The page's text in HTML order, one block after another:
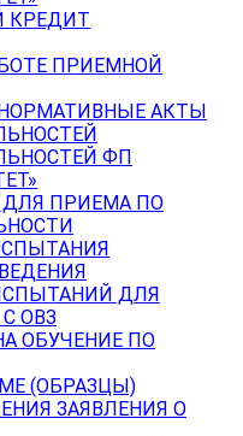
КРЕДИТ
ПРИЕМНОЙ
АКТЫ
ФП
ПРИЕМА ПО
ДЛЯ
ОВЗ
ОБУЧЕНИЕ ПО
(ОБРАЗЦЫ)
ЗАЯВЛЕНИЯ О